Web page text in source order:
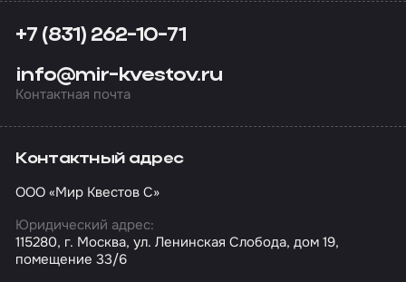
+7 (831) 262-10-71
info@mir-kvestov.ru
Контактная почта
Контактный адрес
ООО «Мир Квестов С»
Юридический адрес:
115280, г. Москва, ул. Ленинская Слобода, дом 19,
помещение 33/6